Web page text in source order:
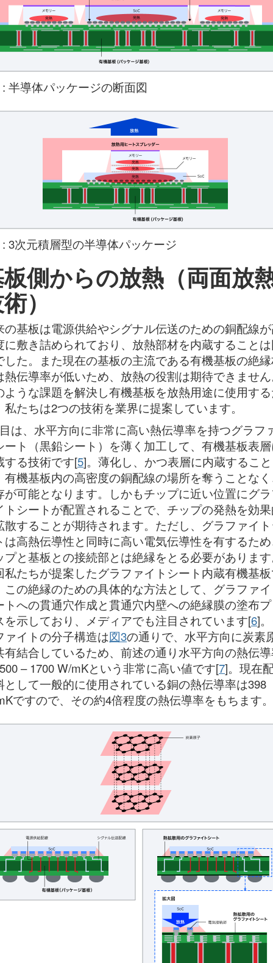
半導体パッケージの断面図
3次元積層型の半導体パッケージ
側からの放熱（両面放
）
の基板は電源供給やシグナル伝送のための銅配線
に敷き詰められており、放熱部材を内蔵すること
した。また現在の基板の主流である有機基板の絶
熱伝導率が低いため、放熱の役割は期待できませ
ような課題を解決し有機基板を放熱用途に使用す
私たちは2つの技術を業界に提案しています。
は、水平方向に非常に高い熱伝導率を持つグラフ
ート（黒鉛シート）を薄く加工して、有機基板表
する技術です[5]。薄化し、かつ表層に内蔵すること
有機基板内の高密度の銅配線の場所を奪うことな
が可能となります。しかもチップに近い位置にグ
トシートが配置されることで、チップの発熱を効
散することが期待されます。ただし、グラファイ
は高熱伝導性と同時に高い電気伝導性を有するた
プと基板との接続部とは絶縁をとる必要がありま
私たちが提案したグラファイトシート内蔵有機基
この絶縁のための具体的な方法として、グラファ
トへの貫通穴作成と貫通穴内壁への絶縁膜の塗布
を示しており、メディアでも注目されています[6]
ァイトの分子構造は図3の通りで、水平方向に炭素
有結合しているため、前述の通り水平方向の熱伝
– 1700 W/mKという非常に高い値です[7]。現在
として一般的に使用されている銅の熱伝導率は398
ですので、その約4倍程度の熱伝導率をもちます。